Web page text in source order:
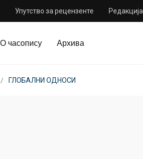
Упутство за рецензенте Редакција
О часопису Архива
ГЛОБАЛНИ ОДНОСИ